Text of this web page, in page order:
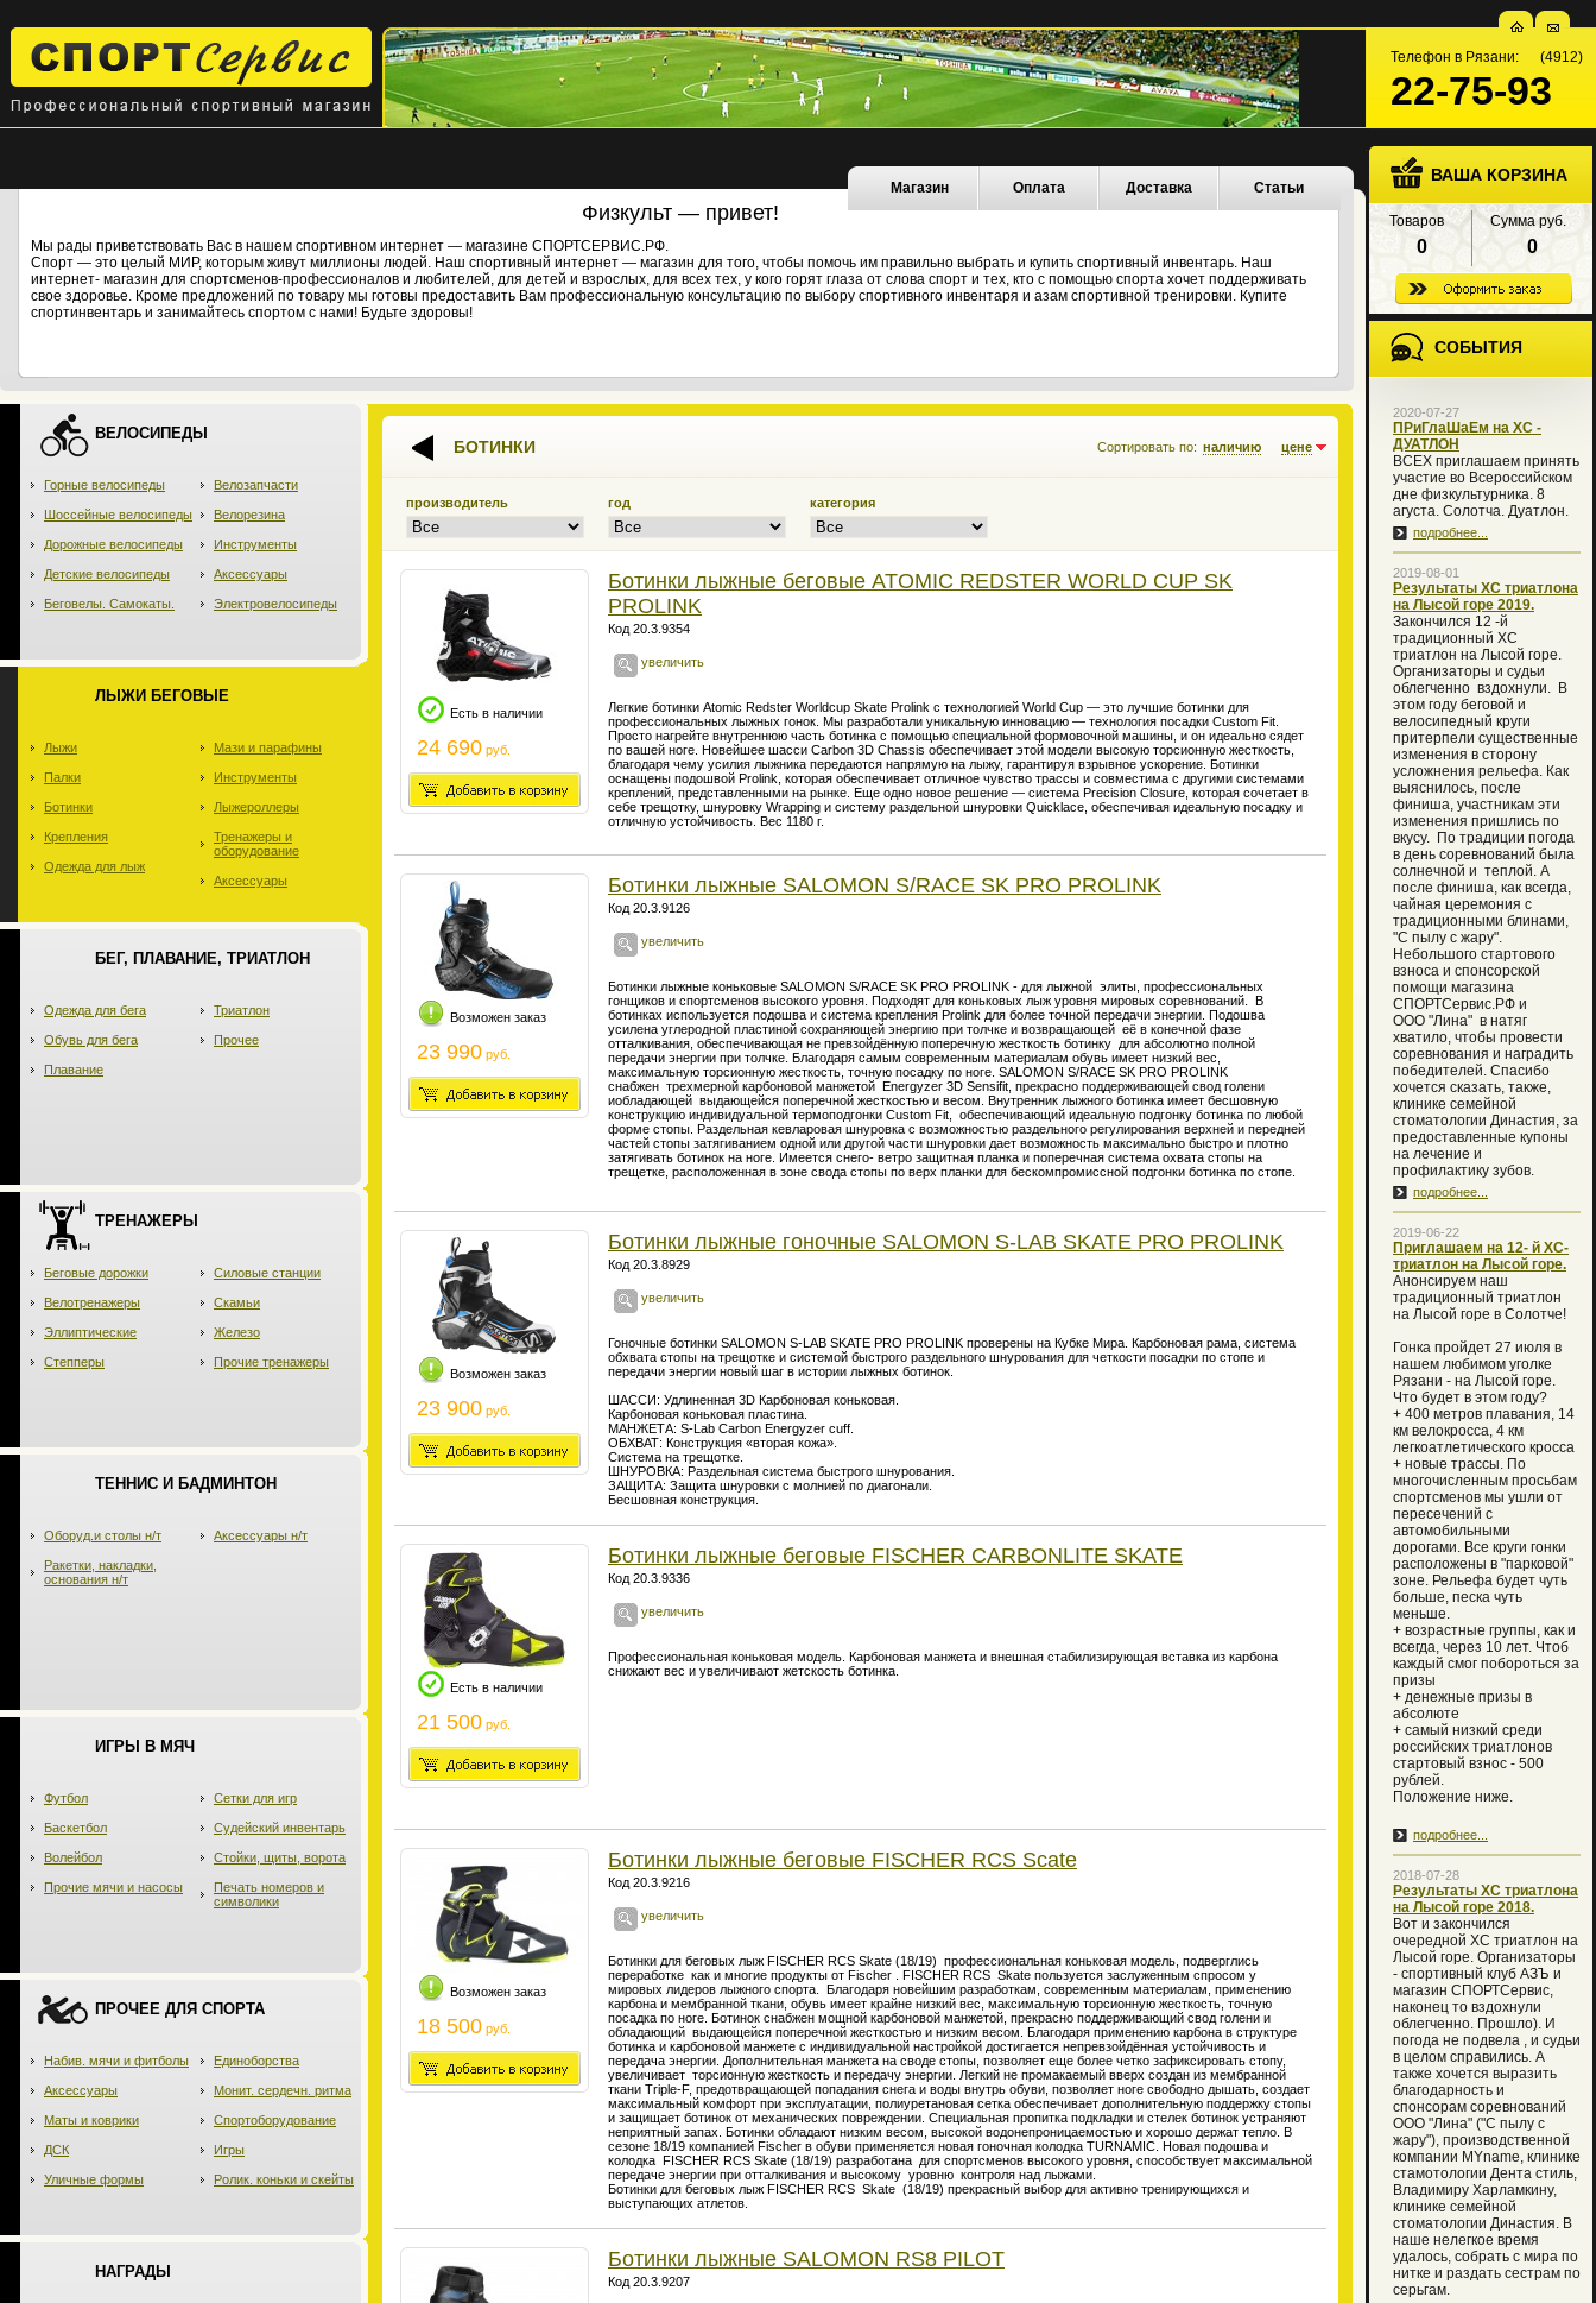
Телефон в Рязани: (4912)
22-75-93
ВАША КОРЗИНА
Товаров
0
Сумма руб.
0
СОБЫТИЯ
2020-07-27
ПРиГлаШаЕм на XC -
ДУАТЛОН
ВСЕХ приглашаем принять
участие во Всероссийском
дне физкультурника. 8
агуста. Солотча. Дуатлон.
подробнее...
2019-08-01
Результаты ХС триатлона
на Лысой горе 2019.
Закончился 12 -й
традиционный XC
триатлон на Лысой горе.
Организаторы и судьи
облегченно вздохнули. В
этом году беговой и
велосипедный круги
притерпели существенные
изменения в сторону
усложнения рельефа. Как
выяснилось, после
финиша, участникам эти
изменения пришлись по
вкусу. По традиции погода
в день соревнований была
солнечной и теплой. А
после финиша, как всегда,
чайная церемония с
традиционными блинами,
"С пылу с жару".
Небольшого стартового
взноса и спонсорской
помощи магазина
СПОРТСервис.РФ и
ООО "Лина" в натяг
хватило, чтобы провести
соревнования и наградить
победителей. Спасибо
хочется сказать, также,
клинике семейной
стоматологии Династия, за
предоставленные купоны
на лечение и
профилактику зубов.
подробнее...
2019-06-22
Приглашаем на 12- й XC-
триатлон на Лысой горе.
Анонсируем наш
традиционный триатлон
на Лысой горе в Солотче!
Гонка пройдет 27 июля в
нашем любимом уголке
Рязани - на Лысой горе.
Что будет в этом году?
+ 400 метров плавания, 14
км велокросса, 4 км
легкоатлетического кросса
+ новые трассы. По
многочисленным просьбам
спортсменов мы ушли от
пересечений с
автомобильными
дорогами. Все круги гонки
расположены в "парковой"
зоне. Рельефа будет чуть
больше, песка чуть
меньше.
+ возрастные группы, как и
всегда, через 10 лет. Чтоб
каждый смог побороться за
призы
+ денежные призы в
абсолюте
+ самый низкий среди
российских триатлонов
стартовый взнос - 500
рублей.
Положение ниже.
подробнее...
2018-07-28
Результаты ХС триатлона
на Лысой горе 2018.
Вот и закончился
очередной XC триатлон на
Лысой горе. Организаторы
- спортивный клуб АЗЪ и
магазин СПОРТСервис,
наконец то вздохнули
облегченно. Прошло). И
погода не подвела , и судьи
в целом справились. А
также хочется выразить
благодарность и
спонсорам соревнований
ООО "Лина" ("С пылу с
жару"), производственной
компании MYname, клинике
стамотологии Дента стиль,
Владимиру Харламкину,
клинике семейной
стоматологии Династия. В
наше нелегкое время
удалось, собрать с мира по
нитке и раздать сестрам по
серьгам.
Магазин Оплата Доставка Статьи
Физкульт — привет!
Мы рады приветствовать Вас в нашем спортивном интернет — магазине СПОРТСЕРВИС.РФ.
Спорт — это целый МИР, которым живут миллионы людей. Наш спортивный интернет — магазин для того, чтобы помочь им правильно выбрать и купить спортивный инвентарь. Наш
интернет- магазин для спортсменов-профессионалов и любителей, для детей и взрослых, для всех тех, у кого горят глаза от слова спорт и тех, кто с помощью спорта хочет поддерживать
свое здоровье. Кроме предложений по товару мы готовы предоставить Вам профессиональную консультацию по выбору спортивного инвентаря и азам спортивной тренировки. Купите
спортинвентарь и занимайтесь спортом с нами! Будьте здоровы!
ВЕЛОСИПЕДЫ
Горные велосипеды
Шоссейные велосипеды
Дорожные велосипеды
Детские велосипеды
Беговелы. Самокаты.
Велозапчасти
Велорезина
Инструменты
Аксессуары
Электровелосипеды
ЛЫЖИ БЕГОВЫЕ
Лыжи
Палки
Ботинки
Крепления
Одежда для лыж
Мази и парафины
Инструменты
Лыжероллеры
Тренажеры и
оборудование
Аксессуары
БЕГ, ПЛАВАНИЕ, ТРИАТЛОН
Одежда для бега
Обувь для бега
Плавание
Триатлон
Прочее
ТРЕНАЖЕРЫ
Беговые дорожки
Велотренажеры
Эллиптические
Степперы
Силовые станции
Скамьи
Железо
Прочие тренажеры
ТЕННИС И БАДМИНТОН
Оборуд.и столы н/т
Ракетки, накладки,
основания н/т
Аксессуары н/т
ИГРЫ В МЯЧ
Футбол
Баскетбол
Волейбол
Прочие мячи и насосы
Сетки для игр
Судейский инвентарь
Стойки, щиты, ворота
Печать номеров и
символики
ПРОЧЕЕ ДЛЯ СПОРТА
Набив. мячи и фитболы
Аксессуары
Маты и коврики
ДСК
Уличные формы
Единоборства
Монит. сердечн. ритма
Спортоборудование
Игры
Ролик. коньки и скейты
НАГРАДЫ
Сортировать по: наличию цене
БОТИНКИ
производитель год категория
Есть в наличии
24 690 руб.
Ботинки лыжные беговые ATOMIC REDSTER WORLD CUP SK
PROLINK
Код 20.3.9354
увеличить
Легкие ботинки Atomic Redster Worldcup Skate Prolink с технологией World Cup — это лучшие ботинки для
профессиональных лыжных гонок. Мы разработали уникальную инновацию — технология посадки Custom Fit.
Просто нагрейте внутреннюю часть ботинка с помощью специальной формовочной машины, и он идеально сядет
по вашей ноге. Новейшее шасси Carbon 3D Chassis обеспечивает этой модели высокую торсионную жесткость,
благодаря чему усилия лыжника передаются напрямую на лыжу, гарантируя взрывное ускорение. Ботинки
оснащены подошвой Prolink, которая обеспечивает отличное чувство трассы и совместима с другими системами
креплений, представленными на рынке. Еще одно новое решение — система Precision Closure, которая сочетает в
себе трещотку, шнуровку Wrapping и систему раздельной шнуровки Quicklace, обеспечивая идеальную посадку и
отличную устойчивость. Вес 1180 г.
Возможен заказ
23 990 руб.
Ботинки лыжные SALOMON S/RACE SK PRO PROLINK
Код 20.3.9126
увеличить
Ботинки лыжные коньковые SALOMON S/RACE SK PRO PROLINK - для лыжной элиты, профессиональных
гонщиков и спортсменов высокого уровня. Подходят для коньковых лыж уровня мировых соревнований. В
ботинках используется подошва и система крепления Prolink для более точной передачи энергии. Подошва
усилена углеродной пластиной сохраняющей энергию при толчке и возвращающей её в конечной фазе
отталкивания, обеспечивающая не превзойдённую поперечную жесткость ботинку для абсолютно полной
передачи энергии при толчке. Благодаря самым современным материалам обувь имеет низкий вес,
максимальную торсионную жесткость, точную посадку по ноге. SALOMON S/RACE SK PRO PROLINK
снабжен трехмерной карбоновой манжетой Energyzer 3D Sensifit, прекрасно поддерживающей свод голени
иобладающей выдающейся поперечной жесткостью и весом. Внутренник лыжного ботинка имеет бесшовную
конструкцию индивидуальной термоподгонки Custom Fit, обеспечивающий идеальную подгонку ботинка по любой
форме стопы. Раздельная кевларовая шнуровка с возможностью раздельного регулирования верхней и передней
частей стопы затягиванием одной или другой части шнуровки дает возможность максимально быстро и плотно
затягивать ботинок на ноге. Имеется снего- ветро защитная планка и поперечная система охвата стопы на
трещетке, расположенная в зоне свода стопы по верх планки для бескомпромиссной подгонки ботинка по стопе.
Возможен заказ
23 900 руб.
Ботинки лыжные гоночные SALOMON S-LAB SKATE PRO PROLINK
Код 20.3.8929
увеличить
Гоночные ботинки SALOMON S-LAB SKATE PRO PROLINK проверены на Кубке Мира. Карбоновая рама, система
обхвата стопы на трещотке и системой быстрого раздельного шнурования для четкости посадки по стопе и
передачи энергии новый шаг в истории лыжных ботинок.
ШАССИ: Удлиненная 3D Карбоновая коньковая.
Карбоновая коньковая пластина.
МАНЖЕТА: S-Lab Carbon Energyzer cuff.
ОБХВАТ: Конструкция «вторая кожа».
Система на трещотке.
ШНУРОВКА: Раздельная система быстрого шнурования.
ЗАЩИТА: Защита шнуровки с молнией по диагонали.
Бесшовная конструкция.
Есть в наличии
21 500 руб.
Ботинки лыжные беговые FISCHER CARBONLITE SKATE
Код 20.3.9336
увеличить
Профессиональная коньковая модель. Карбоновая манжета и внешная стабилизирующая вставка из карбона
снижают вес и увеличивают жетскость ботинка.
Возможен заказ
18 500 руб.
Ботинки лыжные беговые FISCHER RCS Scate
Код 20.3.9216
увеличить
Ботинки для беговых лыж FISCHER RCS Skate (18/19) профессиональная коньковая модель, подверглись
переработке как и многие продукты от Fischer . FISCHER RCS Skate пользуется заслуженным спросом у
мировых лидеров лыжного спорта. Благодаря новейшим разработкам, современным материалам, применению
карбона и мембранной ткани, обувь имеет крайне низкий вес, максимальную торсионную жесткость, точную
посадка по ноге. Ботинок снабжен мощной карбоновой манжетой, прекрасно поддерживающий свод голени и
обладающий выдающейся поперечной жесткостью и низким весом. Благодаря применению карбона в структуре
ботинка и карбоновой манжете с индивидуальной настройкой достигается непревзойдённая устойчивость и
передача энергии. Дополнительная манжета на своде стопы, позволяет еще более четко зафиксировать стопу,
увеличивает торсионную жесткость и передачу энергии. Легкий не промакаемый вверх создан из мембранной
ткани Triple-F, предотвращающей попадания снега и воды внутрь обуви, позволяет ноге свободно дышать, создает
максимальный комфорт при эксплуатации, полиуретановая сетка обеспечивает дополнительную поддержку стопы
и защищает ботинок от механических повреждении. Специальная пропитка подкладки и стелек ботинок устраняют
неприятный запах. Ботинки обладают низким весом, высокой водонепроницаемостью и хорошо держат тепло. В
сезоне 18/19 компанией Fischer в обуви применяется новая гоночная колодка TURNAMIC. Новая подошва и
колодка FISCHER RCS Skate (18/19) разработана для спортсменов высокого уровня, способствует максимальной
передаче энергии при отталкивания и высокому уровню контроля над лыжами.
Ботинки для беговых лыж FISCHER RCS Skate (18/19) прекрасный выбор для активно тренирующихся и
выступающих атлетов.
Ботинки лыжные SALOMON RS8 PILOT
Код 20.3.9207